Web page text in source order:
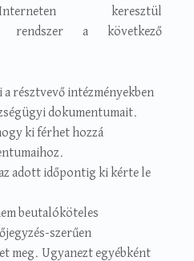
keresztül
a következő
résztvevő intézményekben
dokumentumait.
ki férhet hozzá
adott időpontig ki kérte le
beutalóköteles
szerűen
meg. Ugyanezt egyébként